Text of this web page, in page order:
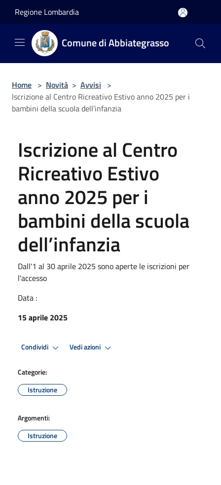
Regione Lombardia
Comune di Abbiategrasso
Home > Novità > Avvisi >
Iscrizione al Centro Ricreativo Estivo anno 2025 per i
bambini della scuola dell’infanzia
Iscrizione al Centro
Ricreativo Estivo
anno 2025 per i
bambini della scuola
dell’infanzia
Dall'1 al 30 aprile 2025 sono aperte le iscrizioni per
l'accesso
Data :
15 aprile 2025
Condividi Vedi azioni
Categorie:
Istruzione
Argomenti:
Istruzione